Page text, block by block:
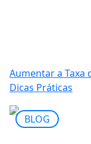
Aumentar a Taxa
Dicas Práticas
BLOG